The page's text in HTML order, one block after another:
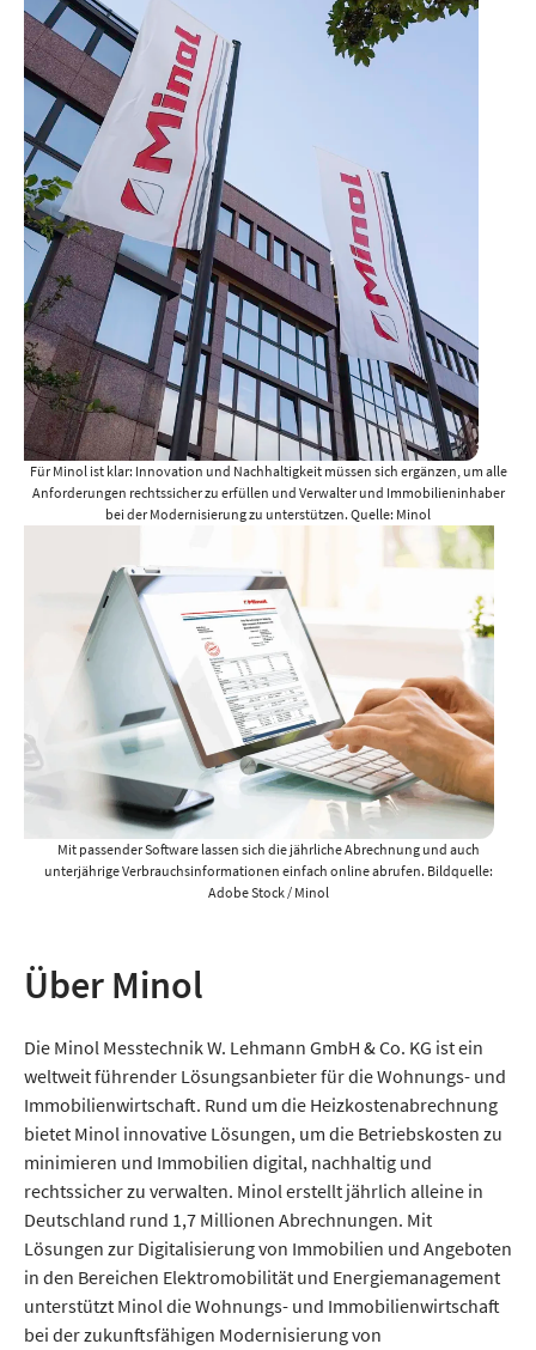
Für Minol ist klar: Innovation und Nachhaltigkeit müssen sich ergänzen, um alle
Anforderungen rechtssicher zu erfüllen und Verwalter und Immobilieninhaber
bei der Modernisierung zu unterstützen. Quelle: Minol
Mit passender Software lassen sich die jährliche Abrechnung und auch
unterjährige Verbrauchs­informationen einfach online abrufen. Bildquelle:
Adobe Stock / Minol
Über Minol
Die Minol Messtechnik W. Lehmann GmbH & Co. KG ist ein
weltweit führender Lösungsanbieter für die Wohnungs- und
Immobilienwirtschaft. Rund um die Heizkostenabrechnung
bietet Minol innovative Lösungen, um die Betriebskosten zu
minimieren und Immobilien digital, nachhaltig und
rechtssicher zu verwalten. Minol erstellt jährlich alleine in
Deutschland rund 1,7 Millionen Abrechnungen. Mit
Lösungen zur Digitalisierung von Immobilien und Angeboten
in den Bereichen Elektromobilität und Energiemanagement
unterstützt Minol die Wohnungs- und Immobilienwirtschaft
bei der zukunftsfähigen Modernisierung von